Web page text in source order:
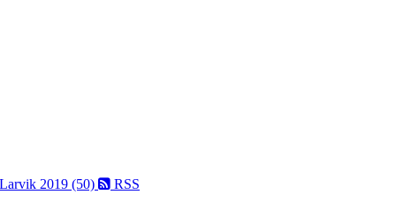
2019 (50) RSS